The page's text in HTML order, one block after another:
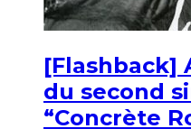
[Flashback]
du second
“Concrète